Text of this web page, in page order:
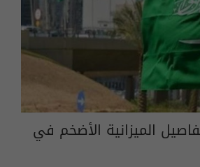
الميزانية الأضخم في